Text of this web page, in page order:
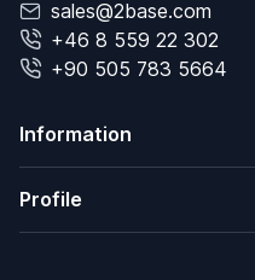
sales@2base.com
+46 8 559 22 302
+90 505 783 5664
Information
Profile